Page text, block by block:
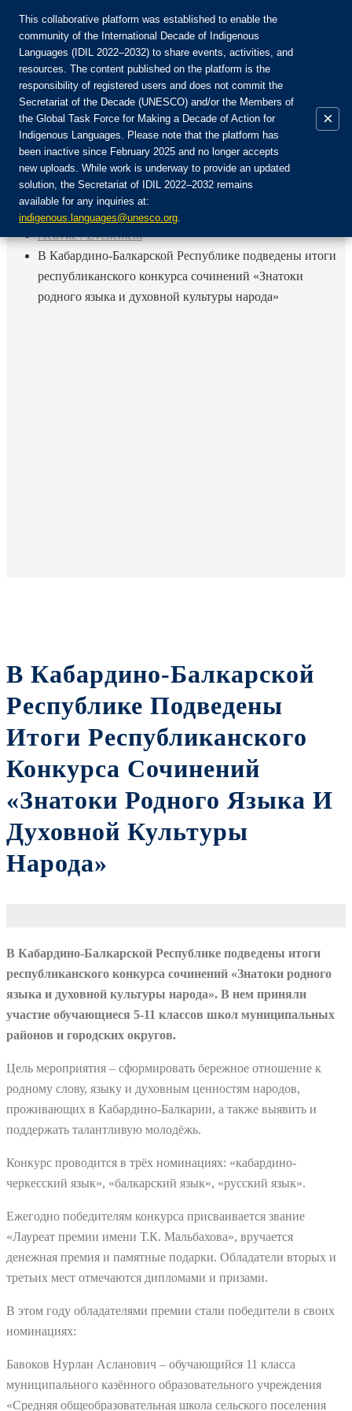
Rejoignez la communauté :
Login
FR
EN
ES
RU
Accueil
Activité / Événement
В Кабардино-Балкарской Республике подведены итоги
республиканского конкурса сочинений «Знатоки
родного языка и духовной культуры народа»
В Кабардино-Балкарской
Республике Подведены
Итоги Республиканского
Конкурса Сочинений
«Знатоки Родного Языка И
Духовной Культуры
Народа»
В Кабардино-Балкарской Республике подведены итоги
республиканского конкурса сочинений «Знатоки родного
языка и духовной культуры народа». В нем приняли
участие обучающиеся 5-11 классов школ муниципальных
районов и городских округов.
Цель мероприятия – сформировать бережное отношение к
родному слову, языку и духовным ценностям народов,
проживающих в Кабардино-Балкарии, а также выявить и
поддержать талантливую молодёжь.
Конкурс проводится в трёх номинациях: «кабардино-
черкесский язык», «балкарский язык», «русский язык».
Ежегодно победителям конкурса присваивается звание
«Лауреат премии имени Т.К. Мальбахова», вручается
денежная премия и памятные подарки. Обладатели вторых и
третьих мест отмечаются дипломами и призами.
В этом году обладателями премии стали победители в своих
номинациях:
Бавоков Нурлан Асланович – обучающийся 11 класса
муниципального казённого образовательного учреждения
«Средняя общеобразовательная школа сельского поселения
This collaborative platform was established to enable the
community of the International Decade of Indigenous
Languages (IDIL 2022–2032) to share events, activities, and
resources. The content published on the platform is the
responsibility of registered users and does not commit the
Secretariat of the Decade (UNESCO) and/or the Members of
the Global Task Force for Making a Decade of Action for
Indigenous Languages. Please note that the platform has
been inactive since February 2025 and no longer accepts
new uploads. While work is underway to provide an updated
solution, the Secretariat of IDIL 2022–2032 remains
available for any inquiries at:
indigenous.languages@unesco.org.
×